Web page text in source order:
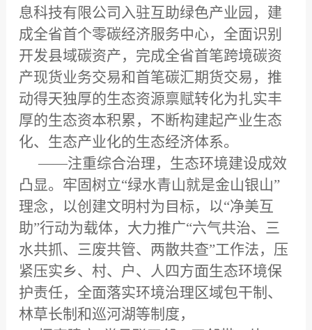
息科技有限公司入驻互助绿色产业园，建
成全省首个零碳经济服务中心，全面识别
开发县域碳资产，完成全省首笔跨境碳资
产现货业务交易和首笔碳汇期货交易，推
动得天独厚的生态资源禀赋转化为扎实丰
厚的生态资本积累，不断构建起产业生态
化、生态产业化的生态经济体系。
——注重综合治理，生态环境建设成效
凸显。牢固树立“绿水青山就是金山银山”
理念，以创建文明村为目标，以“净美互
助”行动为载体，大力推广“六气共治、三
水共抓、三废共管、两散共查”工作法，压
紧压实乡、村、户、人四方面生态环境保
护责任，全面落实环境治理区域包干制、
林草长制和巡河湖等制度，